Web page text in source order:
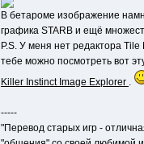
В бетароме изображение
графика STARB и ещё
P.S. У меня нет редактора
тебе можно посмотреть вот
Killer Instinct Image Explorer .
-----
"Перевод старых игр -